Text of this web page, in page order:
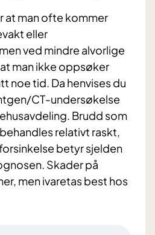
at man ofte kommer
eller
ved mindre alvorlige
man ikke oppsøker
noe tid. Da henvises du
CT-undersøkelse
Brudd som
relativt raskt,
betyr sjelden
Skader på
men ivaretas best hos